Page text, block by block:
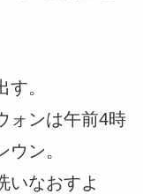
。
ォンは午前4時
ン。
いなおすよ